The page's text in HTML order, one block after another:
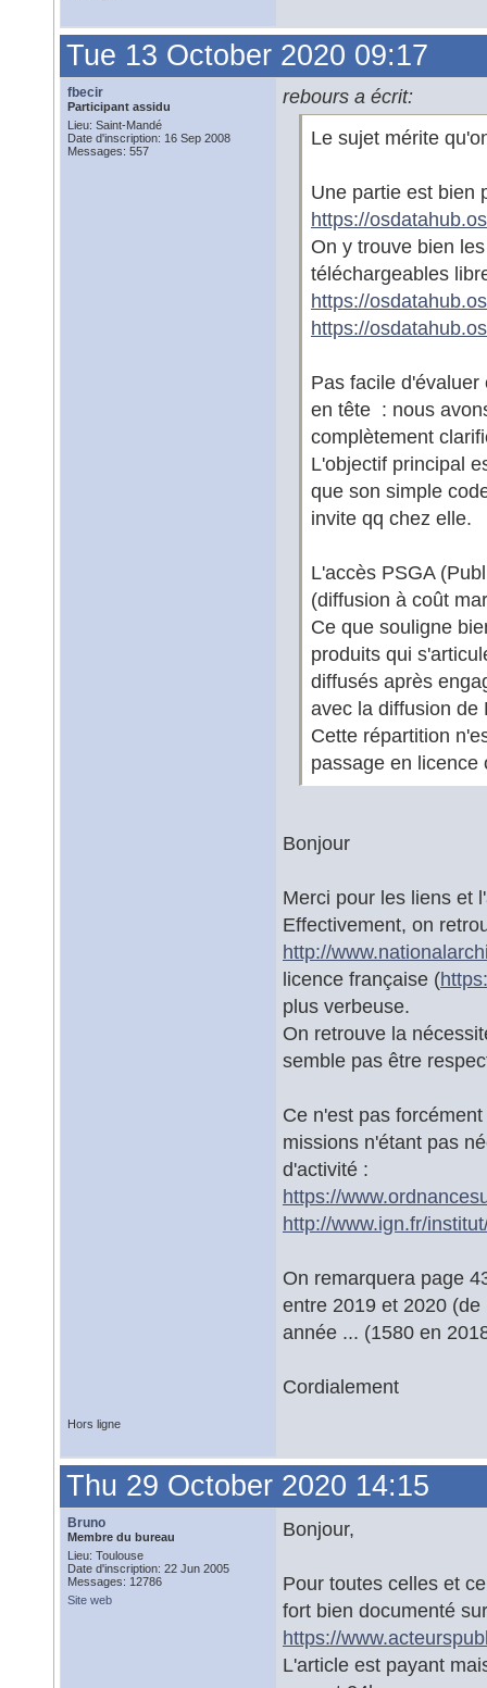
Tue 13 October 2020 09:17
fbecir
Participant assidu
Lieu: Saint-Mandé
Date d'inscription: 16 Sep 2008
Messages: 557
rebours a écrit:
Le sujet mérite
Une partie est bien
https://
On y trouve bien
téléchargeables
https://
https://
Pas facile
en tête : nous
complètement
L'objectif principal
que son simple
invite qq chez elle.
L'accès PSGA
(diffusion à coût
Ce que souligne
produits qui
diffusés après
avec la diffusion de
Cette répartition
passage en licence
Bonjour
Merci pour les liens et
Effectivement, on
http://
licence française (
plus verbeuse.
On retrouve la
semble pas être
Ce n'est pas
missions n'étant pas
d'activité :
https://
http://www.ign.fr/
On remarquera page
entre 2019 et 2020
année ... (1580 en
Cordialement
Hors ligne
Thu 29 October 2020 14:15
Bruno
Membre du bureau
Lieu: Toulouse
Date d'inscription: 22 Jun 2005
Messages: 12786
Site web
Bonjour,
Pour toutes celles et
fort bien documenté
https://
L'article est payant